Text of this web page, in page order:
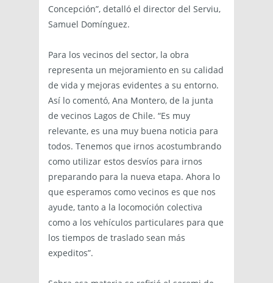
Concepción”, detalló el director del Serviu,
Samuel Domínguez.
Para los vecinos del sector, la obra
representa un mejoramiento en su calidad
de vida y mejoras evidentes a su entorno.
Así lo comentó, Ana Montero, de la junta
de vecinos Lagos de Chile. “Es muy
relevante, es una muy buena noticia para
todos. Tenemos que irnos acostumbrando
como utilizar estos desvíos para irnos
preparando para la nueva etapa. Ahora lo
que esperamos como vecinos es que nos
ayude, tanto a la locomoción colectiva
como a los vehículos particulares para que
los tiempos de traslado sean más
expeditos”.